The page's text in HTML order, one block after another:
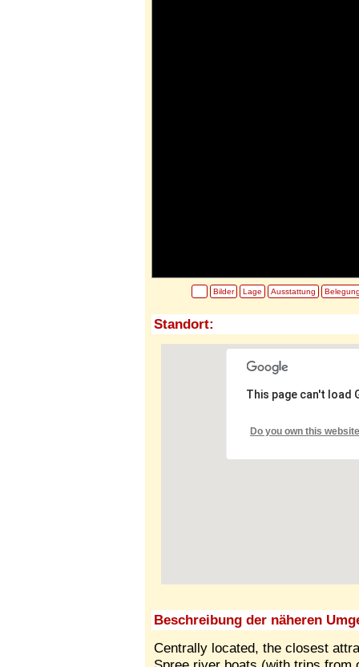
Bilder Lage Ausstattung
Standort:
This page can't load
Do you own this
Beschreibung der näheren
Centrally located, the closest